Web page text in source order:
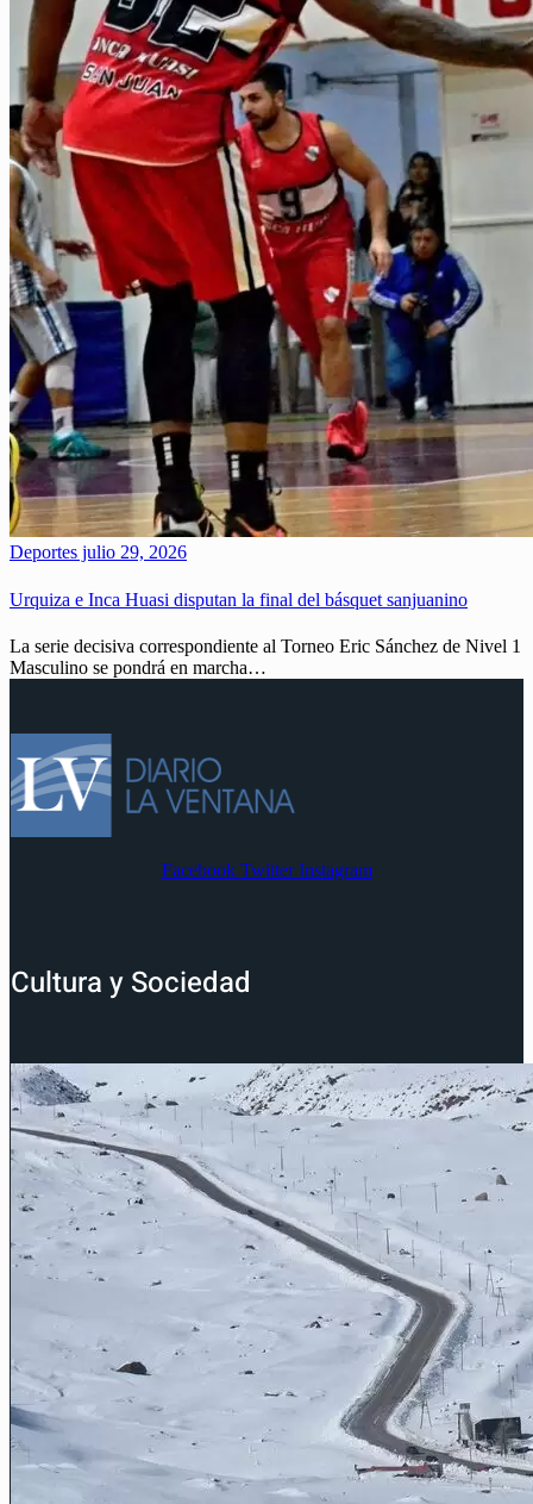
Deportes julio 29, 2026
Urquiza e Inca Huasi disputan la final del básquet sanjuanino
La serie decisiva correspondiente al Torneo Eric Sánchez de Nivel 1
Masculino se pondrá en marcha…
Facebook Twitter Instagram
Cultura y Sociedad